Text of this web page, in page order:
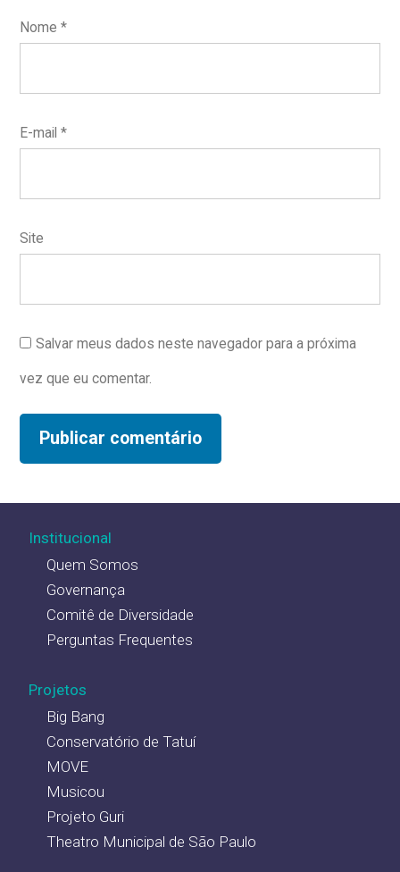
Nome *
E-mail *
Site
Salvar meus dados neste navegador para a próxima
vez que eu comentar.
Institucional
Quem Somos
Governança
Comitê de Diversidade
Perguntas Frequentes
Projetos
Big Bang
Conservatório de Tatuí
MOVE
Musicou
Projeto Guri
Theatro Municipal de São Paulo